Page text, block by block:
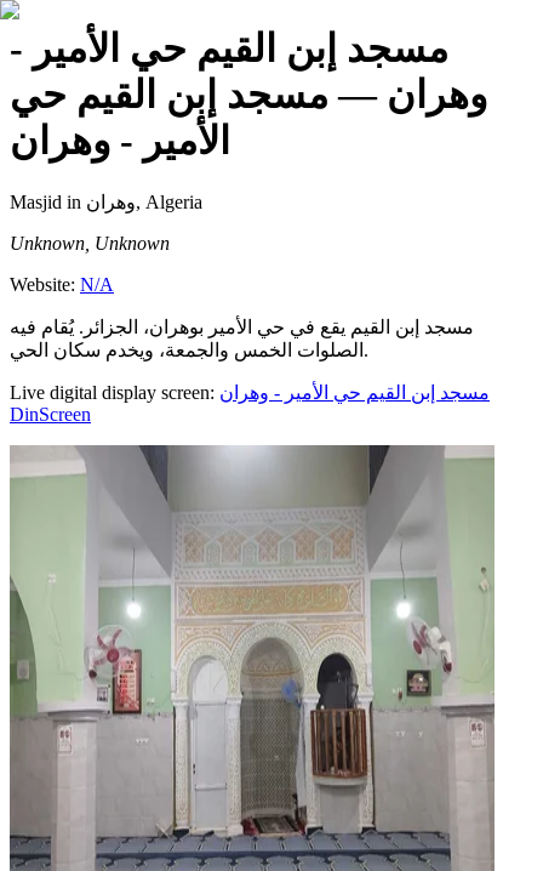
مسجد إبن القيم حي الأمير -
وهران — مسجد إبن القيم حي
الأمير - وهران
Masjid
in وهران, Algeria
Unknown, Unknown
Website: N/A
مسجد إبن القيم يقع في حي الأمير بوهران، الجزائر. يُقام فيه
الصلوات الخمس والجمعة، ويخدم سكان الحي.
Live digital display screen: مسجد إبن القيم حي الأمير - وهران
DinScreen